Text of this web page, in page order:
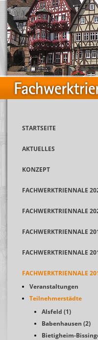
STARTSEITE
AKTUELLES
KONZEPT
FACHWERKTRIENNALE
FACHWERKTRIENNALE
FACHWERKTRIENNALE
FACHWERKTRIENNALE
FACHWERKTRIENNALE
Veranstaltungen
Teilnehmerstädte
Alsfeld (1)
Babenhausen (2)
Bietigheim-